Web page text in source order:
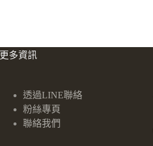
更多資訊
透過LINE聯絡
粉絲專頁
聯絡我們